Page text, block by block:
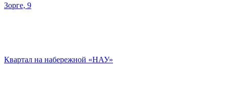
Зорге, 9
Квартал на набережной «НАУ»